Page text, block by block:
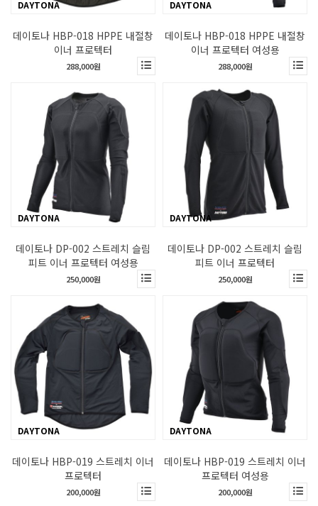
DAYTONA
데이토나 HBP-018 HPPE 내절창
이너 프로텍터
288,000원
DAYTONA
데이토나 HBP-018 HPPE 내절창
이너 프로텍터 여성용
288,000원
DAYTONA
데이토나 DP-002 스트레치 슬림
피트 이너 프로텍터 여성용
250,000원
DAYTONA
데이토나 DP-002 스트레치 슬림
피트 이너 프로텍터
250,000원
DAYTONA
데이토나 HBP-019 스트레치 이너
프로텍터
200,000원
DAYTONA
데이토나 HBP-019 스트레치 이너
프로텍터 여성용
200,000원